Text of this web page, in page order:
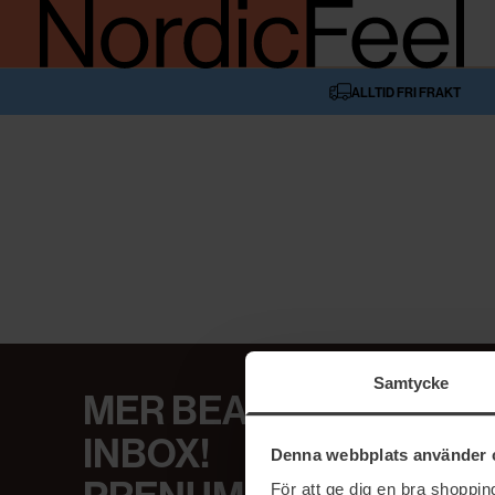
Samtycke
Denna webbplats använder
För att ge dig en bra
ALLTID FRI FRAKT
MER BEAUTY I DIN
INBOX!